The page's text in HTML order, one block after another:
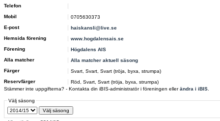
Telefon
Mobil
0705630373
E-post
haiskansli@live.se
Hemsida förening
www.hogdalensais.se
Förening
Högdalens AIS
Alla matcher
Alla matcher aktuell säsong
Färger
Svart, Svart, Svart (tröja, byxa, strumpa)
Reservfärger
Röd, Svart, Svart (tröja, byxa, strumpa)
Stämmer inte uppgifterna? - Kontakta din iBIS-administratör i föreningen ellerändra i iBIS
Välj säsong